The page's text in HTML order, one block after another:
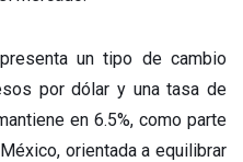
un tipo de cambio
por dólar y una tasa de
en 6.5%, como parte
orientada a equilibrar